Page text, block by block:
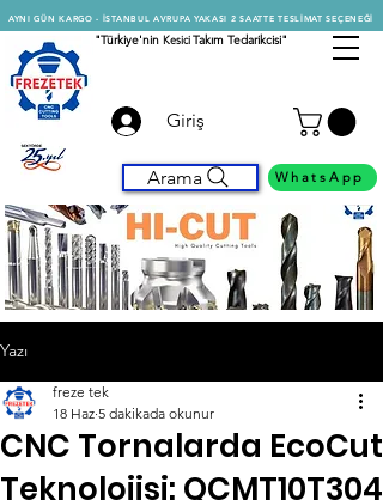
AYNI GÜN KARGO - İSTANBUL AVRUPA YAKASI 2 SAATTE TESLİMAT SEÇENEĞİ
"Türkiye'nin KesiciTakım Tedarikcisi"
Giriş
Arama WhatsApp
Yazı
CNC Tornalarda EcoCut
Teknolojisi: QCMT10T304
freze tek
18 Haz 5 dakikada okunur